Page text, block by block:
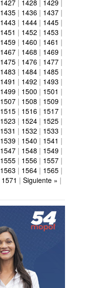
1427 1428 1429
1435 | 1436 | 1437 |
1443 | 1444 | 1445 |
1451 | 1452 | 1453 |
1459 | 1460 | 1461 |
1467 | 1468 | 1469 |
1475 | 1476 | 1477 |
1483 | 1484 | 1485 |
1491 | 1492 | 1493 |
1499 | 1500 | 1501 |
1507 | 1508 | 1509 |
1515 | 1516 | 1517 |
1523 | 1524 | 1525 |
1531 | 1532 | 1533 |
1539 | 1540 | 1541 |
1547 | 1548 | 1549 |
1555 | 1556 | 1557 |
1563 | 1564 | 1565 |
1571 | Siguiente » |